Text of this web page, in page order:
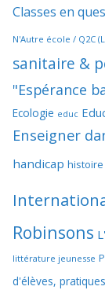
Classes en
N'Autre école / Q2C
sanitaire &
"Espérance
Ecologie educ
Enseigner
handicap histoire
Robinsons
littérature jeunesse
d'élèves,